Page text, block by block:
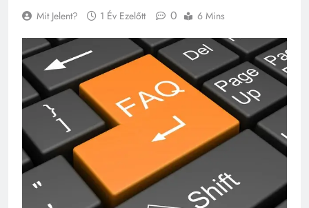
Mit Jelent? 1 Év Ezelőtt 0 6 Mins